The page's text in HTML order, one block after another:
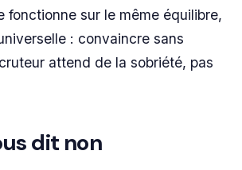
fonctionne sur le même équilibre,
: convaincre sans
attend de la sobriété, pas
dit non